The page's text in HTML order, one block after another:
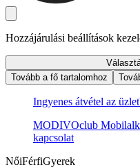
Hozzájárulási beállítások
Tovább a fő tartalomhoz
Ingyenes átvétel az
MODIVOclub
kapcsolat
NőiFérfiGyerek